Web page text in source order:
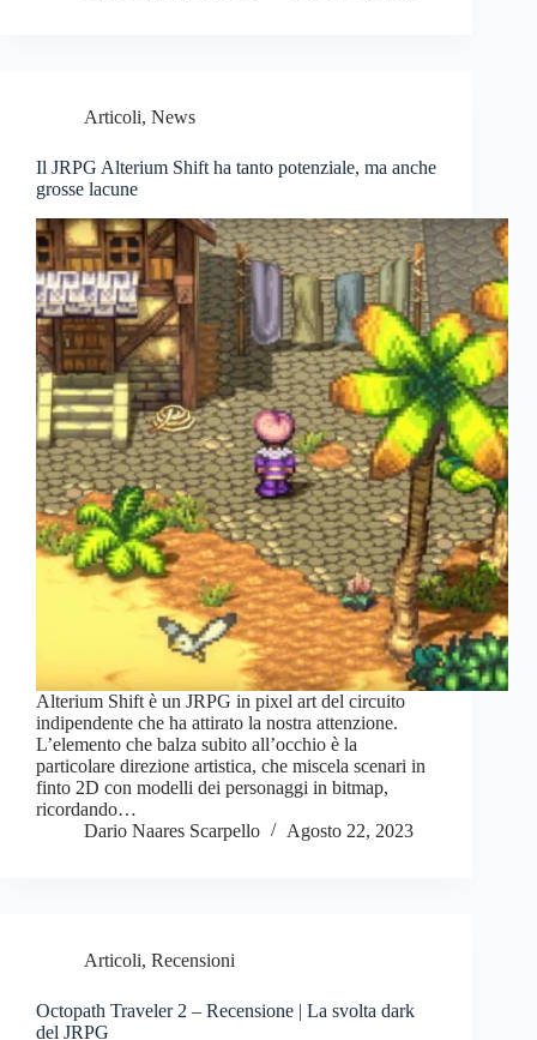
Articoli, News
Il JRPG Alterium Shift ha tanto potenziale, ma anche
grosse lacune
Alterium Shift è un JRPG in pixel art del circuito
indipendente che ha attirato la nostra attenzione.
L’elemento che balza subito all’occhio è la
particolare direzione artistica, che miscela scenari in
finto 2D con modelli dei personaggi in bitmap,
ricordando…
Dario Naares Scarpello
Agosto 22, 2023
Articoli, Recensioni
Octopath Traveler 2 – Recensione | La svolta dark
del JRPG